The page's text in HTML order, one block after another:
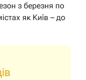
з березня по
як Київ – до